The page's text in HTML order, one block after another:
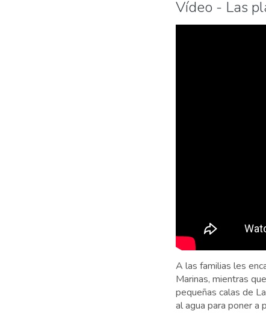
Vídeo - Las
A las familias les
Marinas, mientras
pequeñas calas de
al agua para poner a